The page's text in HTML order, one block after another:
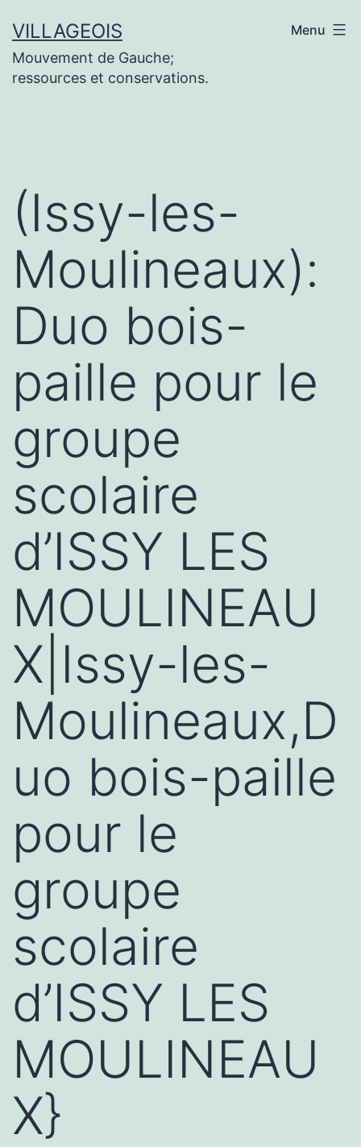
au
contenu
VILLAGEOIS
Mouvement de Gauche;
ressources et conservations.
Menu
(Issy-les-
Moulineaux):
Duo bois-
paille pour le
groupe
scolaire
d’ISSY LES
MOULINEAU
X|Issy-les-
Moulineaux,D
uo bois-paille
pour le
groupe
scolaire
d’ISSY LES
MOULINEAU
X}